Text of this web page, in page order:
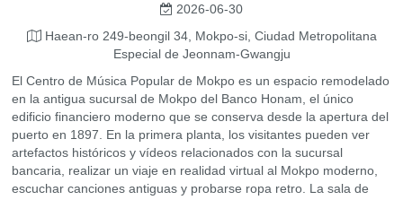
2026-06-30
Haean-ro 249-beongil 34, Mokpo-si, Ciudad Metropolitana
Especial de Jeonnam-Gwangju
El Centro de Música Popular de Mokpo es un espacio remodelado
en la antigua sucursal de Mokpo del Banco Honam, el único
edificio financiero moderno que se conserva desde la apertura del
puerto en 1897. En la primera planta, los visitantes pueden ver
artefactos históricos y vídeos relacionados con la sucursal
bancaria, realizar un viaje en realidad virtual al Mokpo moderno,
escuchar canciones antiguas y probarse ropa retro. La sala de